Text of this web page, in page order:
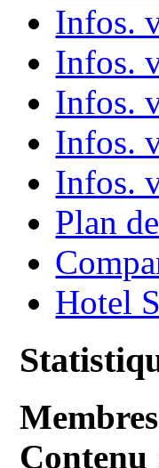
Infos.
Infos.
Infos.
Infos.
Infos.
Plan
Hotel
Membres
Contenu